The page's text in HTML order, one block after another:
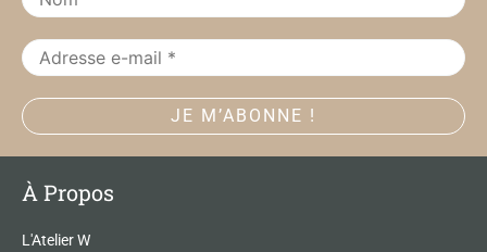
À Propos
L'Atelier W